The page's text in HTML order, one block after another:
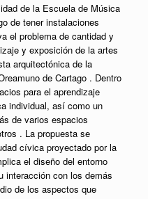
de la Escuela de Música
de tener instalaciones
el problema de cantidad y
y exposición de la artes
arquitectónica de la
de Cartago . Dentro
para el aprendizaje
individual, así como un
de varios espacios
. La propuesta se
cívica proyectado por la
el diseño del entorno
interacción con los demás
de los aspectos que